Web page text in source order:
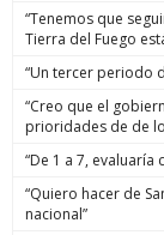
“Tenemos que
Tierra del Fuego
“Un tercer periodo
“Creo que el
prioridades de de
“De 1 a 7, evaluaría
“Quiero hacer de
nacional”